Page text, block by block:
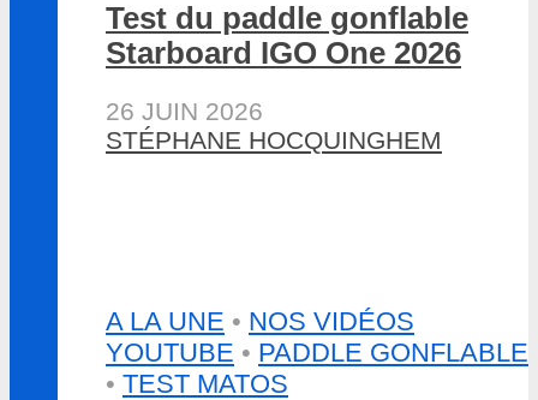
Test du paddle gonflable
Starboard IGO One 2026
26 JUIN 2026
STÉPHANE HOCQUINGHEM
A LA UNE • NOS VIDÉOS
YOUTUBE • PADDLE GONFLABLE
• TEST MATOS